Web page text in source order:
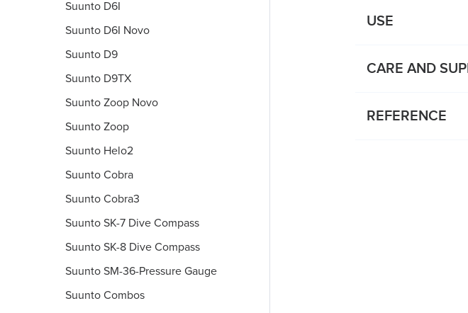
Suunto D6I
Suunto D6I Novo
Suunto D9
Suunto D9TX
Suunto Zoop Novo
Suunto Zoop
Suunto Helo2
Suunto Cobra
Suunto Cobra3
Suunto SK-7 Dive Compass
Suunto SK-8 Dive Compass
Suunto SM-36-Pressure Gauge
Suunto Combos
USE
CARE AND
REFERENCE